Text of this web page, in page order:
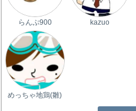
らんぷ900 kazuo
めっちゃ地鶏(雛)